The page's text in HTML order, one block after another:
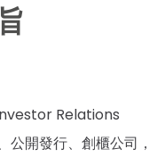
Relations
開發行、創櫃公司，